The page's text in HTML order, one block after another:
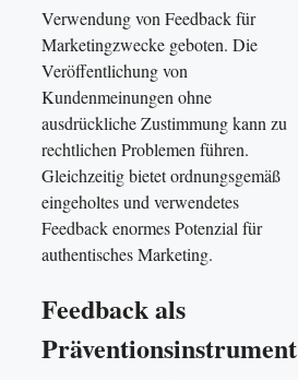
Verwendung von Feedback für
Marketingzwecke geboten. Die
Veröffentlichung von
Kundenmeinungen ohne
ausdrückliche Zustimmung kann zu
rechtlichen Problemen führen.
Gleichzeitig bietet ordnungsgemäß
eingeholtes und verwendetes
Feedback enormes Potenzial für
authentisches Marketing.
Feedback als
Präventionsinstrument